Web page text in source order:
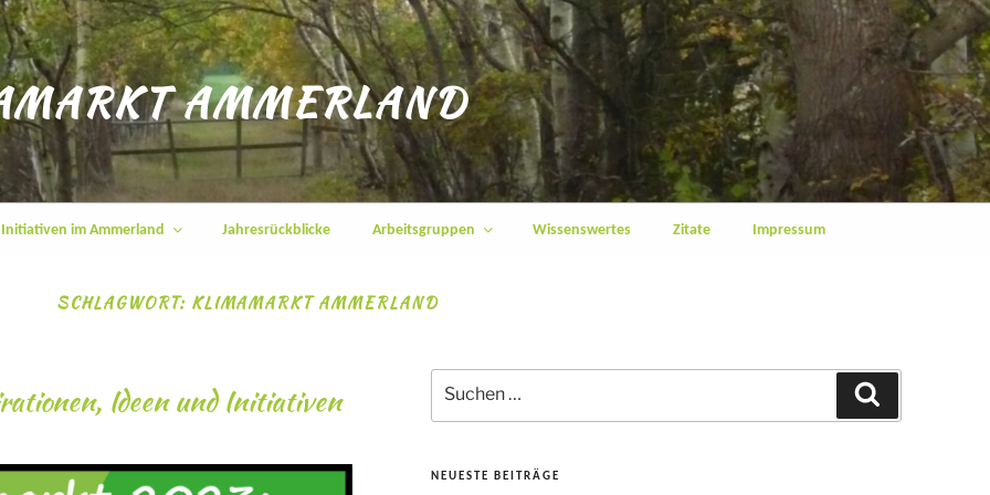
AMMERLAND
Initiativen im Ammerland Jahresrückblicke Arbeitsgruppen Wissenswertes Zitate Impressum
SCHLAGWORT: KLIMAMARKT AMMERLAND
Ideen und Initiativen
nach:
NEUESTE BEITRÄGE